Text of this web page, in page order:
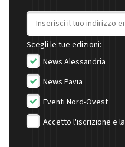
Indirizzo email
Scegli le tue edizioni:
News Alessandria
News Pavia
Eventi Nord-Ovest
Accetto l'iscrizione e la